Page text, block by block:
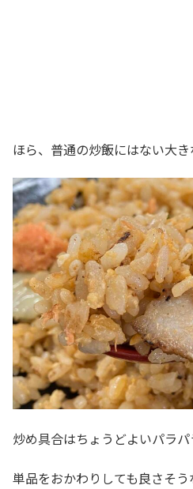
ほら、普通の炒飯にはない大き
炒め具合はちょうどよいパラパ
単品をおかわりしても良さそ